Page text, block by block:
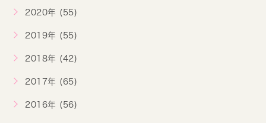
2020年 (55)
2019年 (55)
2018年 (42)
2017年 (65)
2016年 (56)